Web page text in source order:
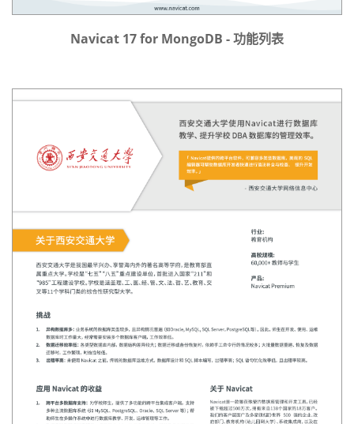
Navicat 17 for MongoDB - 功能列表